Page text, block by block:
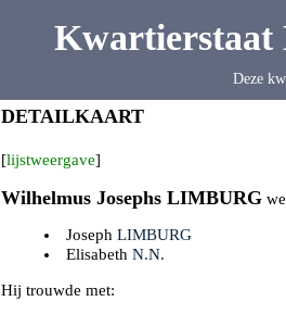
Kwartierstaat
Deze
DETAILKAART
[lijstweergave]
Wilhelmus Josephs LIMBURG
Joseph LIMBURG
Elisabeth N.N.
Hij trouwde met: